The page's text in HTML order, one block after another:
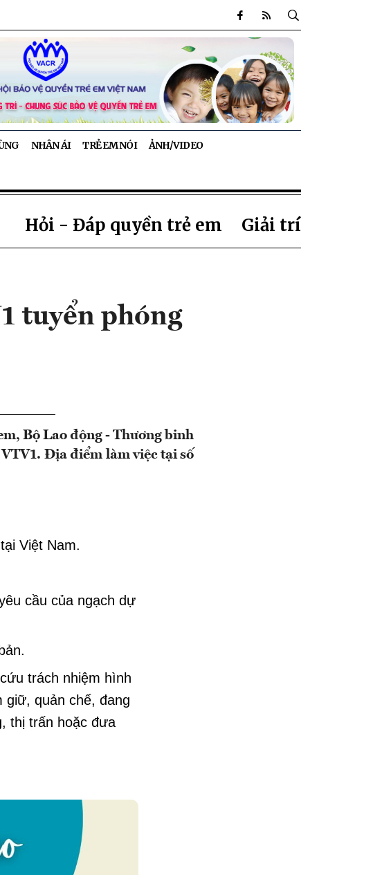
NHÂN ÁI TRẺ EM NÓI ẢNH/VIDEO
Hỏi - Đáp quyền trẻ em Giải trí
tuyển phóng
Bộ Lao động - Thương binh
Địa điểm làm việc tại số
Việt Nam.
cầu của ngạch dự
trách nhiệm hình
giữ, quản chế, đang
thị trấn hoặc đưa